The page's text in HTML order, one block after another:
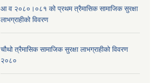
आ व २०८०।०८१ को प्रथम त्रैमासिक सामाजिक सुरक्षा
लाभग्राहीको विवरण
चौथो त्रैमासिक सामाजिक सुरक्षा लाभग्राहीको विवरण
२०८०